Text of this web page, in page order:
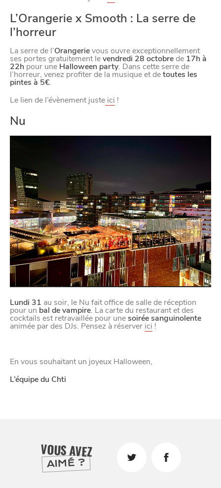
L’Orangerie x Smooth : La serre de
l’horreur
La serre de l’Orangerievous ouvre exceptionnellement
ses portes gratuitement levendredi 28 octobrede 17h à
22h pour une Halloween party. Dans cette serre de
l’horreur, venez profiter de la musique et detoutes les
pintes à 5€.
Le lien de l’évènement juste ici !
Nu
Lundi 31 au soir, le Nu fait office de salle de réception
pour un bal de vampire. La carte du restaurant et des
cocktails est retravaillée pour unesoirée sanguinolente
animée par des DJs. Pensez à réserver ici !
En vous souhaitant un joyeux Halloween,
L’équipe du Chti
VOUS AVEZ
AIMÉ ?